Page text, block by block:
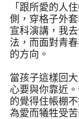
「跟所愛的人
側，穿格子外
宣科演講，我
法，而面對青
的方向。
當孩子這樣回
心要與你靠近
的覺得住帳棚
為愛而犧牲受